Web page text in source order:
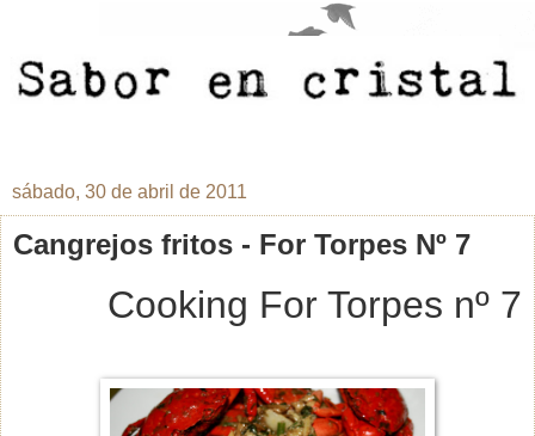
sábado, 30 de abril de 2011
Cangrejos fritos - For Torpes Nº 7
Cooking For Torpes nº 7